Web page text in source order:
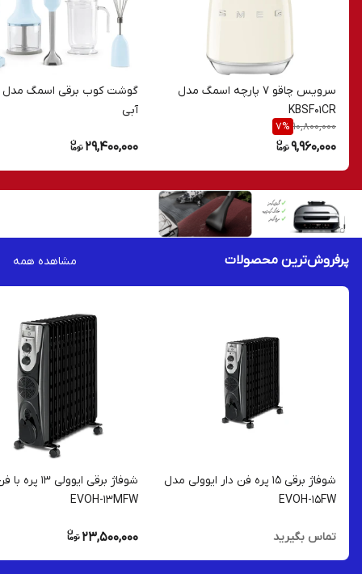
سرویس چاقو 7 پارچه اسمگ مدل
KBSF01CR
10,800,000
7%
9,960,000
آبی
29,400,000
پرفروش‌ترین محصولات مشاهده همه
شوفاژ برقی 15 پره فن دار ایوولی مدل
EVOH-15FW
تماس بگیرید
شوفاژ برقی
EVOH-13MFW
23,500,000